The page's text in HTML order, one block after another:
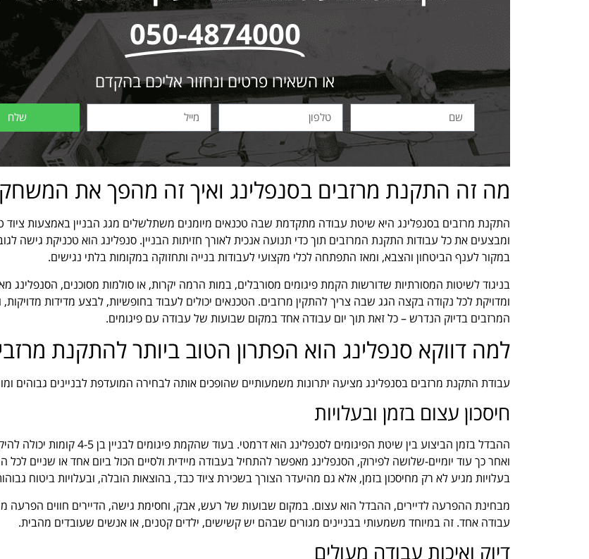
050-4874000
או השאירו פרטים ונחזור אליכם בהקדם
שלח
מה זה התקנת מרזבים בסנפלינג ואיך זה מהפך את
התקנת מרזבים בסנפלינג היא שיטת עבודה מתקדמת שבה טכנאים מיומנים משתלשלים מגג הבניין באמצעות ציוד
ומבצעים את כל עבודות התקנת המרזבים תוך כדי תנועה אנכית לאורך חזיתות הבניין. סנפלינג הוא טכניקת גישה
במקור לענף הביטחון והצבא, ומאז התפתחה לכלי מקצועי לעבודות בנייה ותחזוקה במקומות בלתי נגישים.
בניגוד לשיטות המסורתיות שדורשות הקמת פיגומים מסורבלים, במות הרמה יקרות, או סולמות מסוכנים, הסנפלינג
ומדויקת לכל נקודה בקצה הגג שבה צריך להתקין מרזבים. הטכנאים יכולים לעבוד בחופשיות, לבצע מדידות מדויקות,
המרזבים בדיוק הנדרש – כל זאת תוך יום עבודה אחד במקום שבועות של עבודה עם פיגומים.
למה דווקא סנפלינג הוא הפתרון הטוב ביותר להתקנת
עבודת התקנת מרזבים בסנפלינג מציעה יתרונות משמעותיים שהופכים אותה לבחירה המועדפת לבניינים גבוהים
חיסכון עצום בזמן ובעלויות
ואחר כך עוד יומיים-שלושה לפירוק, הסנפלינג מאפשר להתחיל בעבודה מיידית ולסיים הכול ביום אחד או שניים לכל
בעלויות מגיע לא רק מחיסכון בזמן, אלא גם מהיעדר הצורך בשכירת ציוד כבד, בהוצאות הובלה, ובעלויות ביטוח
מבחינת ההפרעה לדיירים, ההבדל הוא עצום. במקום שבועות של רעש, אבק, וחסימת גישה, הדיירים חווים הפרעה
עבודה אחד. זה במיוחד משמעותי בבניינים מגורים שבהם יש קשישים, ילדים קטנים, או אנשים שעובדים מהבית.
דיוק ואיכות עבודה מעולים